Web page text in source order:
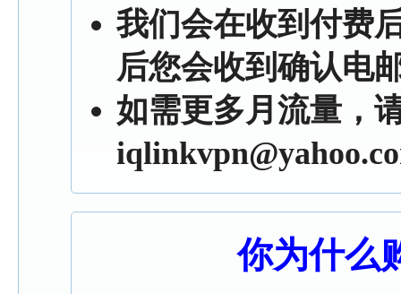
我们会在收到付费
后您会收到确认电
如需更多月流量，
你为什么